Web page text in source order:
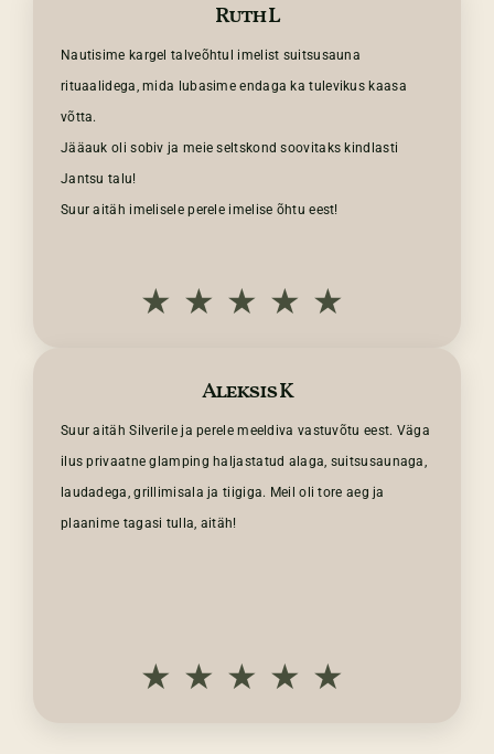
Ruth L
Nautisime kargel talveõhtul imelist suitsusauna
rituaalidega, mida lubasime endaga ka tulevikus kaasa
võtta.
Jääauk oli sobiv ja meie seltskond soovitaks kindlasti
Jantsu talu!
Suur aitäh imelisele perele imelise õhtu eest!
★★★★★
Aleksis K
Suur aitäh Silverile ja perele meeldiva vastuvõtu eest. Väga
ilus privaatne glamping haljastatud alaga, suitsusaunaga,
laudadega, grillimisala ja tiigiga. Meil ​​oli tore aeg ja
plaanime tagasi tulla, aitäh!
★★★★★